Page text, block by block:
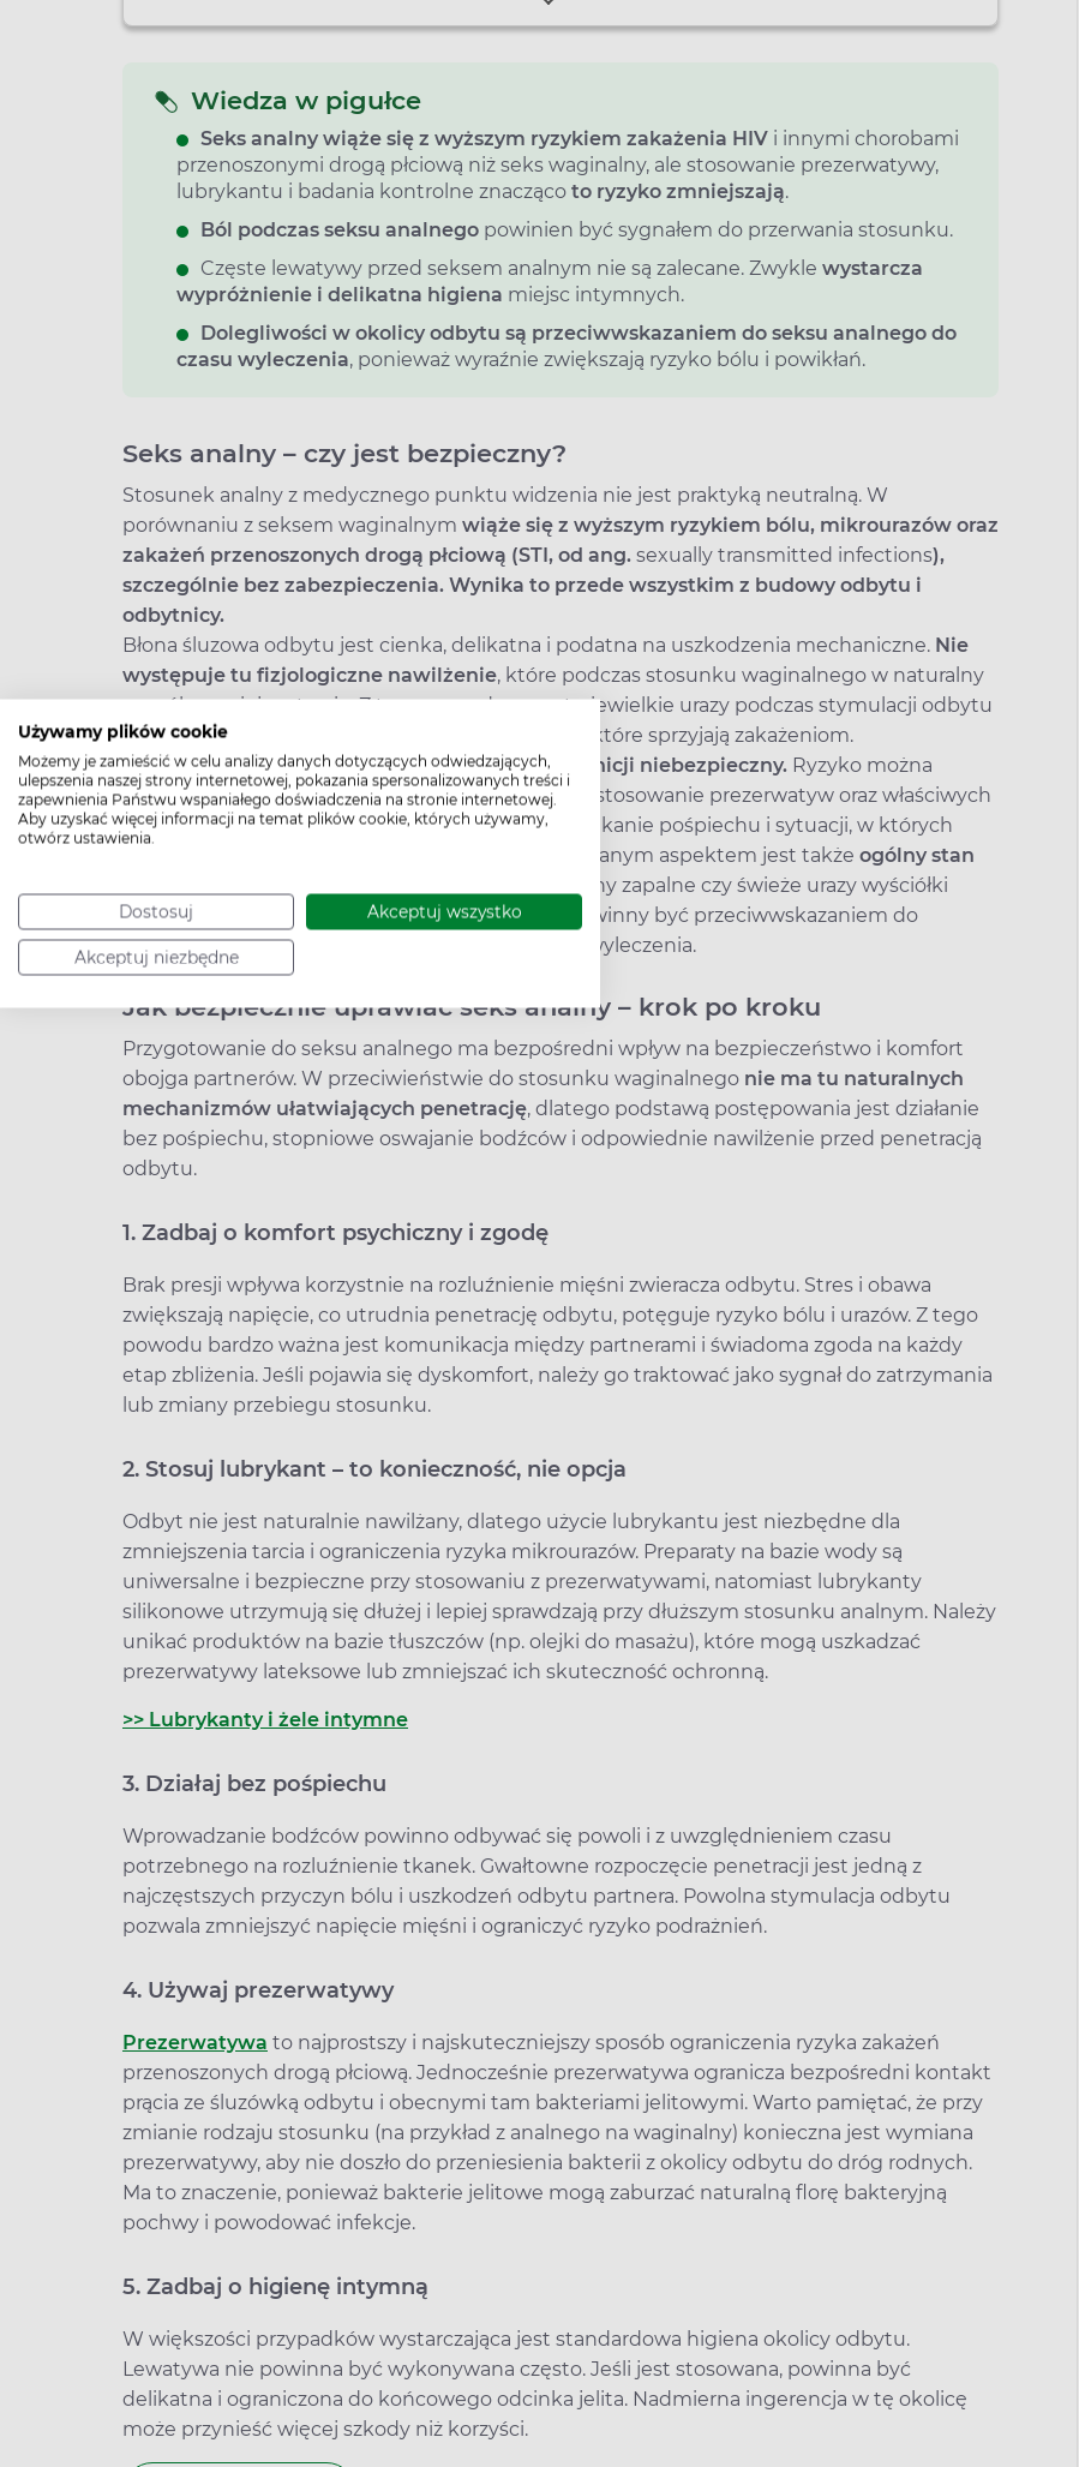
Używamy plików cookie
Możemy je zamieścić w celu analizy danych dotyczących odwiedzających,
ulepszenia naszej strony internetowej, pokazania spersonalizowanych treści i
zapewnienia Państwu wspaniałego doświadczenia na stronie internetowej.
Aby uzyskać więcej informacji na temat plików cookie, których używamy,
otwórz ustawienia.
Dostosuj Akceptuj wszystko
Akceptuj niezbędne
Wiedza w pigułce
Seks analny wiąże się z wyższym ryzykiem zakażenia HIV i innymi chorobami
przenoszonymi drogą płciową niż seks waginalny, ale stosowanie prezerwatywy,
lubrykantu i badania kontrolne znacząco to ryzyko zmniejszają.
Ból podczas seksu analnego powinien być sygnałem do przerwania stosunku.
Częste lewatywy przed seksem analnym nie są zalecane. Zwykle wystarcza
wypróżnienie i delikatna higiena miejsc intymnych.
Dolegliwości w okolicy odbytu są przeciwwskazaniem do seksu analnego do
czasu wyleczenia, ponieważ wyraźnie zwiększają ryzyko bólu i powikłań.
Seks analny – czy jest bezpieczny?
Stosunek analny z medycznego punktu widzenia nie jest praktyką neutralną. W
porównaniu z seksem waginalnym wiąże się z wyższym ryzykiem bólu, mikrourazów oraz
zakażeń przenoszonych drogą płciową (STI, od ang. sexually transmitted infections),
szczególnie bez zabezpieczenia. Wynika to przede wszystkim z budowy odbytu i
odbytnicy.
Błona śluzowa odbytu jest cienka, delikatna i podatna na uszkodzenia mechaniczne. Nie
występuje tu fizjologiczne nawilżenie, które podczas stosunku waginalnego w naturalny
sposób zmniejsza tarcie. Z tego powodu nawet niewielkie urazy podczas stymulacji odbytu
mogą prowadzić do powstawania mikropęknięć, które sprzyjają zakażeniom.
Nie oznacza to jednak, że seks analny jest z definicji niebezpieczny. Ryzyko można
ograniczyć poprzez odpowiednie przygotowanie, stosowanie prezerwatyw oraz właściwych
środków nawilżających. Znaczenie ma również unikanie pośpiechu i sytuacji, w których
dochodzi do bólu i urazów. Istotnym, często pomijanym aspektem jest także ogólny stan
szczeliny odbytu, stany zapalne czy świeże urazy wyściółki
odbytu znacząco zwiększają ryzyko powikłań i powinny być przeciwwskazaniem do
uprawiania seksu analnego aż do czasu pełnego wyleczenia.
Jak bezpiecznie uprawiać seks analny – krok po kroku
Przygotowanie do seksu analnego ma bezpośredni wpływ na bezpieczeństwo i komfort
obojga partnerów. W przeciwieństwie do stosunku waginalnego nie ma tu naturalnych
mechanizmów ułatwiających penetrację, dlatego podstawą postępowania jest działanie
bez pośpiechu, stopniowe oswajanie bodźców i odpowiednie nawilżenie przed penetracją
odbytu.
1. Zadbaj o komfort psychiczny i zgodę
Brak presji wpływa korzystnie na rozluźnienie mięśni zwieracza odbytu. Stres i obawa
zwiększają napięcie, co utrudnia penetrację odbytu, potęguje ryzyko bólu i urazów. Z tego
powodu bardzo ważna jest komunikacja między partnerami i świadoma zgoda na każdy
etap zbliżenia. Jeśli pojawia się dyskomfort, należy go traktować jako sygnał do zatrzymania
lub zmiany przebiegu stosunku.
2. Stosuj lubrykant – to konieczność, nie opcja
Odbyt nie jest naturalnie nawilżany, dlatego użycie lubrykantu jest niezbędne dla
zmniejszenia tarcia i ograniczenia ryzyka mikrourazów. Preparaty na bazie wody są
uniwersalne i bezpieczne przy stosowaniu z prezerwatywami, natomiast lubrykanty
silikonowe utrzymują się dłużej i lepiej sprawdzają przy dłuższym stosunku analnym. Należy
unikać produktów na bazie tłuszczów (np. olejki do masażu), które mogą uszkadzać
prezerwatywy lateksowe lub zmniejszać ich skuteczność ochronną.
>> Lubrykanty i żele intymne
3. Działaj bez pośpiechu
Wprowadzanie bodźców powinno odbywać się powoli i z uwzględnieniem czasu
potrzebnego na rozluźnienie tkanek. Gwałtowne rozpoczęcie penetracji jest jedną z
najczęstszych przyczyn bólu i uszkodzeń odbytu partnera. Powolna stymulacja odbytu
pozwala zmniejszyć napięcie mięśni i ograniczyć ryzyko podrażnień.
4. Używaj prezerwatywy
Prezerwatywa to najprostszy i najskuteczniejszy sposób ograniczenia ryzyka zakażeń
przenoszonych drogą płciową. Jednocześnie prezerwatywa ogranicza bezpośredni kontakt
prącia ze śluzówką odbytu i obecnymi tam bakteriami jelitowymi. Warto pamiętać, że przy
zmianie rodzaju stosunku (na przykład z analnego na waginalny) konieczna jest wymiana
prezerwatywy, aby nie doszło do przeniesienia bakterii z okolicy odbytu do dróg rodnych.
Ma to znaczenie, ponieważ bakterie jelitowe mogą zaburzać naturalną florę bakteryjną
pochwy i powodować infekcje.
5. Zadbaj o higienę intymną
W większości przypadków wystarczająca jest standardowa higiena okolicy odbytu.
Lewatywa nie powinna być wykonywana często. Jeśli jest stosowana, powinna być
delikatna i ograniczona do końcowego odcinka jelita. Nadmierna ingerencja w tę okolicę
może przynieść więcej szkody niż korzyści.